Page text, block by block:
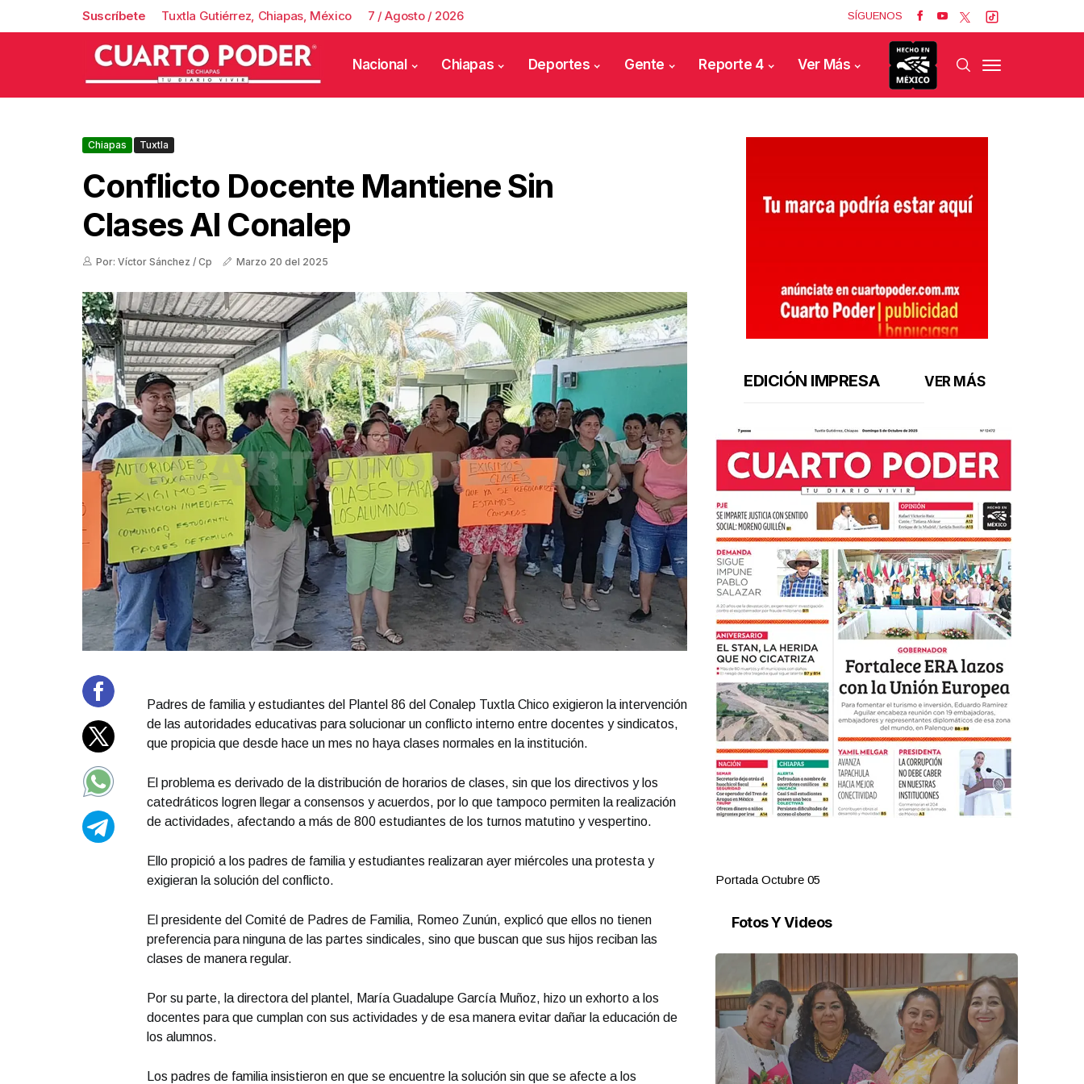
Suscríbete Tuxtla Gutiérrez, Chiapas, México 7 / Agosto / 2026 SÍGUENOS
Nacional Chiapas Deportes Gente Reporte 4 Ver Más
Chiapas Tuxtla
Conflicto Docente Mantiene Sin
Clases Al Conalep
Por: Víctor Sánchez / Cp Marzo 20 del 2025
Padres de familia y estudiantes del Plantel 86 del Conalep Tuxtla Chico exigieron la intervención
de las autoridades educativas para solucionar un conflicto interno entre docentes y sindicatos,
que propicia que desde hace un mes no haya clases normales en la institución.
El problema es derivado de la distribución de horarios de clases, sin que los directivos y los
catedráticos logren llegar a consensos y acuerdos, por lo que tampoco permiten la realización
de actividades, afectando a más de 800 estudiantes de los turnos matutino y vespertino.
Ello propició a los padres de familia y estudiantes realizaran ayer miércoles una protesta y
exigieran la solución del conflicto.
El presidente del Comité de Padres de Familia, Romeo Zunún, explicó que ellos no tienen
preferencia para ninguna de las partes sindicales, sino que buscan que sus hijos reciban las
clases de manera regular.
Por su parte, la directora del plantel, María Guadalupe García Muñoz, hizo un exhorto a los
docentes para que cumplan con sus actividades y de esa manera evitar dañar la educación de
los alumnos.
Los padres de familia insistieron en que se encuentre la solución sin que se afecte a los
EDICIÓN IMPRESA VER MÁS
Portada Octubre 05
Fotos Y Videos